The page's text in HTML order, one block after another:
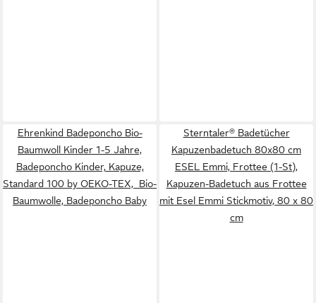
Ehrenkind Badeponcho Bio-
Baumwoll Kinder 1-5 Jahre,
Badeponcho Kinder, Kapuze,
Standard 100 by OEKO-TEX, Bio-
Baumwolle, Badeponcho Baby
Sterntaler® Badetücher
Kapuzenbadetuch 80x80 cm
ESEL Emmi, Frottee (1-St),
Kapuzen-Badetuch aus Frottee
mit Esel Emmi Stickmotiv, 80 x 80
cm